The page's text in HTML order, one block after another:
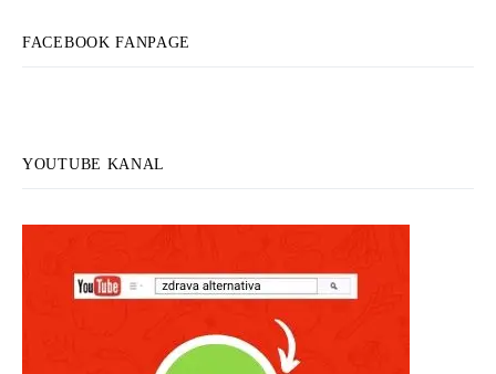
FACEBOOK FANPAGE
YOUTUBE KANAL